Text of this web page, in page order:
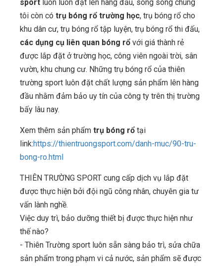
sport luôn luôn đặt lên hàng đầu, song song chúng
tôi còn có trụ bóng rổ trường học, trụ bóng rổ cho
khu dân cư, trụ bóng rổ tập luyện, trụ bóng rổ thi đấu,
các dụng cụ liên quan bóng rổ với giá thành rẻ
được lắp đặt ở trường học, công viên ngoài trời, sân
vườn, khu chung cư. Những trụ bóng rổ của thiên
trường sport luôn đặt chất lượng sản phẩm lên hàng
đầu nhằm đảm bảo uy tín của công ty trên thị trường
bấy lâu nay.
Xem thêm sản phẩm trụ bóng rổ tại
link:https://thientruongsport.com/danh-muc/90-tru-
bong-ro.html
THIÊN TRƯỜNG SPORT cung cấp dịch vụ lắp đặt
được thực hiện bởi đội ngũ công nhân, chuyên gia tư
vấn lành nghề.
Việc duy trì, bảo dưỡng thiết bị được thực hiện như
thế nào?
- Thiên Trường sport luôn sẵn sàng bảo trì, sửa chữa
sản phẩm trong phạm vi cả nước, sản phẩm sẽ được